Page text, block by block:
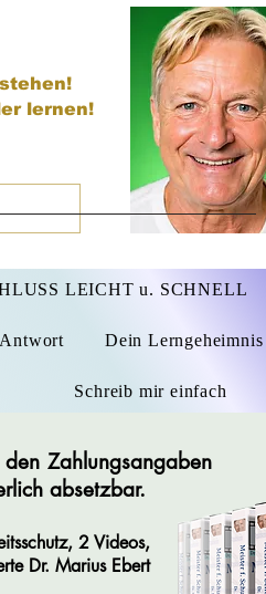
lernen!
Dr. Marius Ebert
LEICHT u. SCHNELL
Dein Lerngeheimnis
Schreib mir einfach
Zahlungsangaben
absetzbar.
2 Videos,
Dr. Marius Ebert